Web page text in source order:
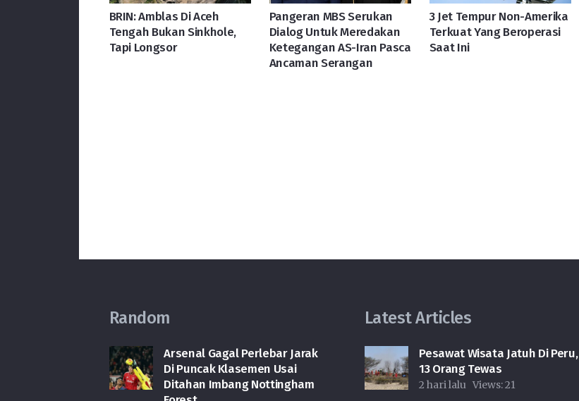
BRIN: Amblas Di Aceh
Tengah Bukan Sinkhole,
Tapi Longsor
Pangeran MBS Serukan
Dialog Untuk Meredakan
Ketegangan AS-Iran Pasca
Ancaman Serangan
3 Jet Tempur Non-Amerika
Terkuat Yang Beroperasi
Saat Ini
Random
Arsenal Gagal Perlebar Jarak
Di Puncak Klasemen Usai
Ditahan Imbang Nottingham
Latest Articles
Pesawat Wisata Jatuh Di Peru,
13 Orang Tewas
2 hari lalu Views:21